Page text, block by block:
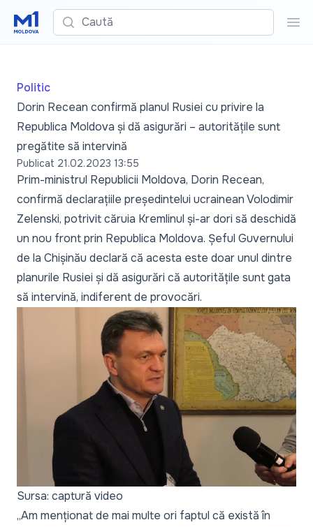
Caută
Politic
Dorin Recean confirmă planul Rusiei cu privire la
Republica Moldova și dă asigurări – autoritățile sunt
pregătite să intervină
Publicat 21.02.2023 13:55
Prim-ministrul Republicii Moldova, Dorin Recean,
confirmă declarațiile președintelui ucrainean Volodimir
Zelenski, potrivit căruia Kremlinul și-ar dori să deschidă
un nou front prin Republica Moldova. Șeful Guvernului
de la Chișinău declară că acesta este doar unul dintre
planurile Rusiei și dă asigurări că autoritățile sunt gata
să intervină, indiferent de provocări.
Sursa: captură video
„Am menționat de mai multe ori faptul că există în